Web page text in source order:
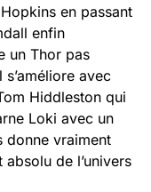
en passant
enfin
un Thor pas
avec
Hiddleston qui
Loki avec un
donne vraiment
de l’univers